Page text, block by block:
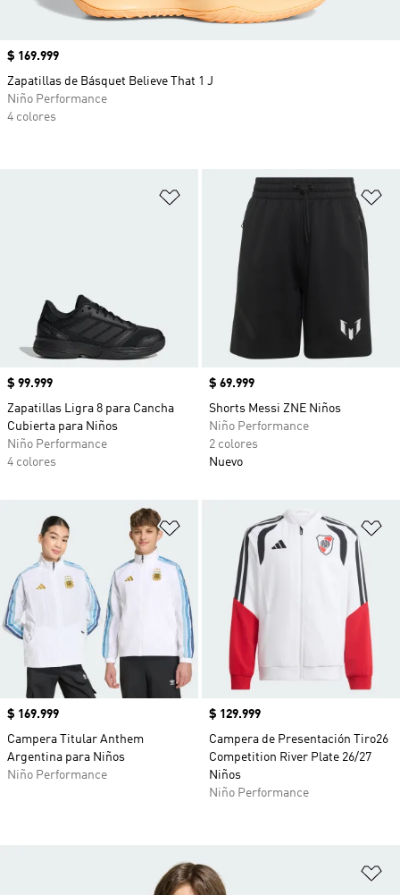
Añadir a la lista de deseos
Precio
$ 99.999
Zapatillas Ligra 8 para Cancha
Cubierta para Niños
Niño Performance
4 colores
Precio
$ 69.999
Shorts Messi ZNE Niños
Niño Performance
2 colores
Nuevo
Añadir a la lista de deseos
Precio
$ 169.999
Campera Titular Anthem
Argentina para Niños
Niño Performance
Precio
$ 129.999
Campera de Presentación Tiro26
Competition River Plate 26/27
Niños
Niño Performance
Precio
$ 169.999
Zapatillas de Básquet Believe That 1 J
Niño Performance
4 colores